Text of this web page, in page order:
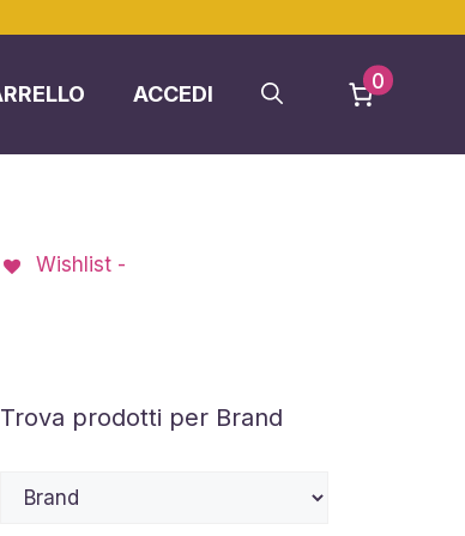
ACCEDI
0
Wishlist -
Trova prodotti per Brand